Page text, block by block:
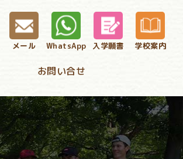
メール WhatsApp 入学願書 学校案内
お問い合せ